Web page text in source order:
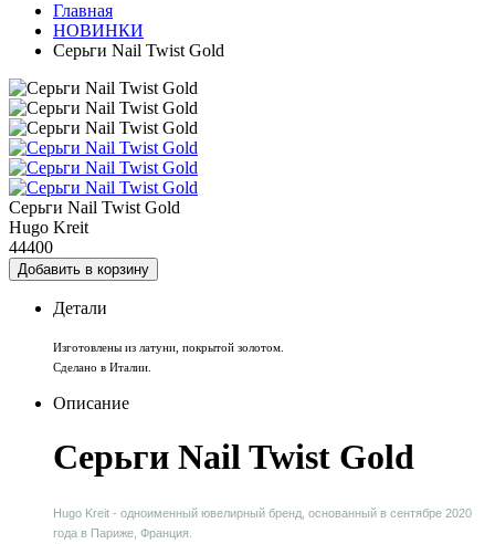
Главная
НОВИНКИ
Серьги Nail Twist Gold
Серьги Nail Twist Gold
Hugo Kreit
44400
Добавить в корзину
Детали
Изготовлены из латуни, покрытой золотом.
Сделано в Италии.
Описание
Серьги Nail Twist Gold
Hugo Kreit - одноименный ювелирный бренд, основанный в сентябре 2020
года в Париже, Франция.